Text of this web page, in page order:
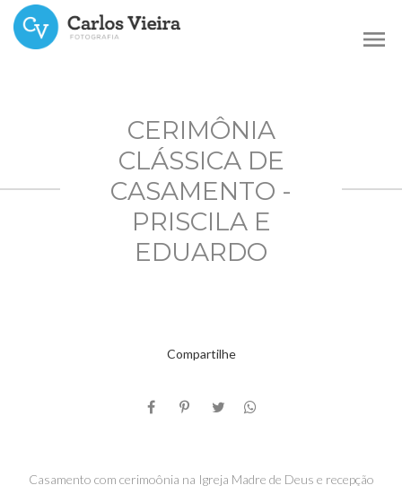
menu
CERIMÔNIA
CLÁSSICA DE
CASAMENTO -
PRISCILA E
EDUARDO
Compartilhe
Casamento com cerimoônia na Igreja Madre de Deus e recepção